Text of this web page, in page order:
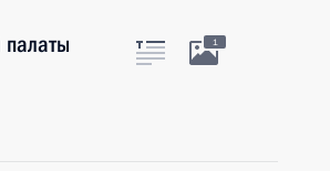
палаты
1